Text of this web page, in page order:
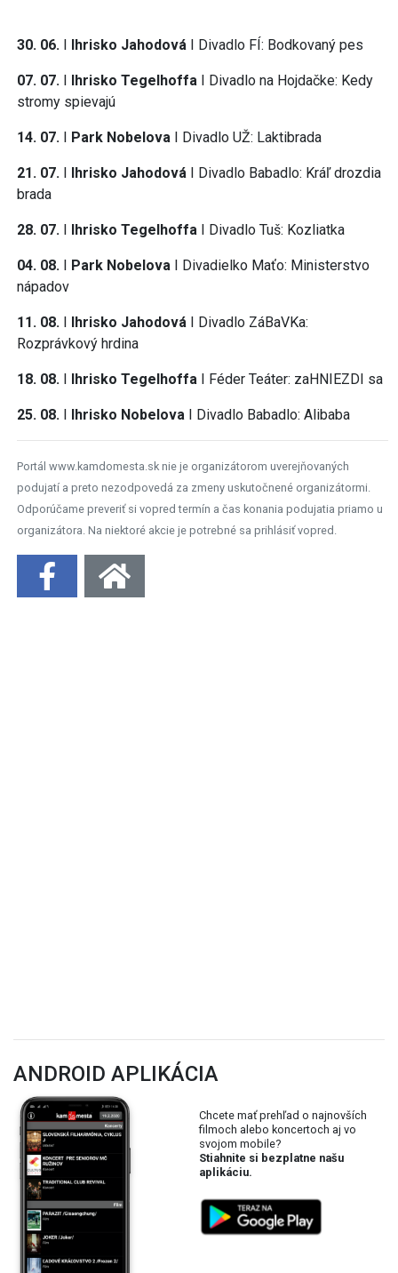
30. 06. I Ihrisko Jahodová I Divadlo FÍ: Bodkovaný pes
07. 07. I Ihrisko Tegelhoffa I Divadlo na Hojdačke: Kedy
stromy spievajú
14. 07. I Park Nobelova I Divadlo UŽ: Laktibrada
21. 07. I Ihrisko Jahodová I Divadlo Babadlo: Kráľ drozdia
brada
28. 07. I Ihrisko Tegelhoffa I Divadlo Tuš: Kozliatka
04. 08. I Park Nobelova I Divadielko Maťo: Ministerstvo
nápadov
11. 08. I Ihrisko Jahodová I Divadlo ZáBaVKa:
Rozprávkový hrdina
18. 08. I Ihrisko Tegelhoffa I Féder Teáter: zaHNIEZDI sa
25. 08. I Ihrisko Nobelova I Divadlo Babadlo: Alibaba
Portál www.kamdomesta.sk nie je organizátorom uverejňovaných
podujatí a preto nezodpovedá za zmeny uskutočnené organizátormi.
Odporúčame preveriť si vopred termín a čas konania podujatia priamo u
organizátora. Na niektoré akcie je potrebné sa prihlásiť vopred.
ANDROID APLIKÁCIA
Chcete mať prehľad o najnovších
filmoch alebo koncertoch aj vo
svojom mobile?
Stiahnite si bezplatne našu
aplikáciu.